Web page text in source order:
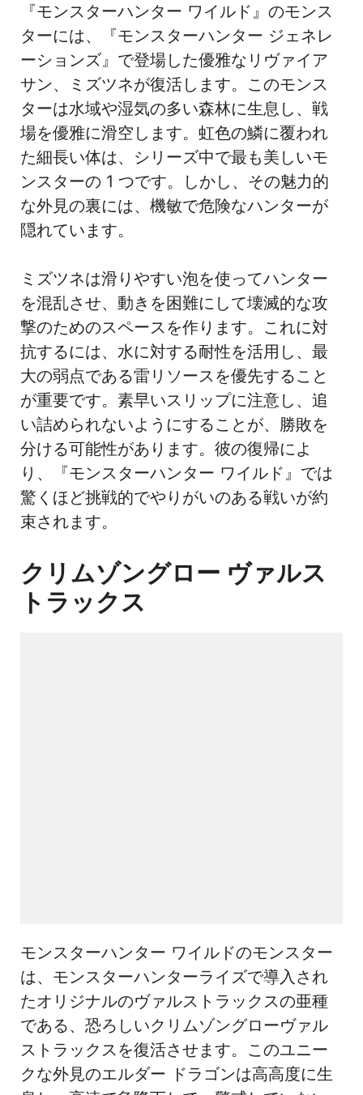
『モンスターハンター ワイルド』のモンス
ターには、『モンスターハンター ジェネレ
ーションズ』で登場した優雅なリヴァイア
サン、ミズツネが復活します。このモンス
ターは水域や湿気の多い森林に生息し、戦
場を優雅に滑空します。虹色の鱗に覆われ
た細長い体は、シリーズ中で最も美しいモ
ンスターの 1 つです。しかし、その魅力的
な外見の裏には、機敏で危険なハンターが
隠れています。
ミズツネは滑りやすい泡を使ってハンター
を混乱させ、動きを困難にして壊滅的な攻
撃のためのスペースを作ります。これに対
抗するには、水に対する耐性を活用し、最
大の弱点である雷リソースを優先すること
が重要です。素早いスリップに注意し、追
い詰められないようにすることが、勝敗を
分ける可能性があります。彼の復帰によ
り、『モンスターハンター ワイルド』では
驚くほど挑戦的でやりがいのある戦いが約
束されます。
クリムゾングロー ヴァルス
トラックス
モンスターハンター ワイルドのモンスター
は、モンスターハンターライズで導入され
たオリジナルのヴァルストラックスの亜種
である、恐ろしいクリムゾングローヴァル
ストラックスを復活させます。このユニー
クな外見のエルダー ドラゴンは高高度に生